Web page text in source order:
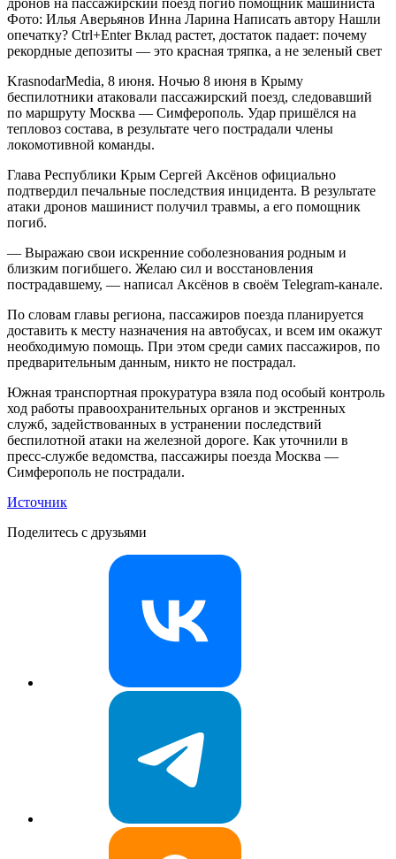
Фото: Илья Аверьянов Инна Ларина Написать автору Нашли
опечатку? Ctrl+EnterВклад растет, достаток падает: почему
рекордные депозиты — это красная тряпка, а не зеленый свет
KrasnodarMedia, 8 июня. Ночью 8 июня в Крыму
беспилотники атаковали пассажирский поезд, следовавший
по маршруту Москва — Симферополь. Удар пришёлся на
тепловоз состава, в результате чего пострадали члены
локомотивной команды.
Глава Республики Крым Сергей Аксёнов официально
подтвердил печальные последствия инцидента. В результате
атаки дронов машинист получил травмы, а его помощник
погиб.
— Выражаю свои искренние соболезнования родным и
близким погибшего. Желаю сил и восстановления
пострадавшему, — написал Аксёнов в своём Telegram-канале.
По словам главы региона, пассажиров поезда планируется
доставить к месту назначения на автобусах, и всем им окажут
необходимую помощь. При этом среди самих пассажиров, по
предварительным данным, никто не пострадал.
Южная транспортная прокуратура взяла под особый контроль
ход работы правоохранительных органов и экстренных
служб, задействованных в устранении последствий
беспилотной атаки на железной дороге. Как уточнили в
пресс-службе ведомства, пассажиры поезда Москва —
Симферополь не пострадали.
Источник
Поделитесь с друзьями